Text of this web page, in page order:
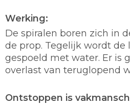
Werking:
De spiralen boren zich in
de prop. Tegelijk wordt
gespoeld met water. Er is
overlast van teruglopend
Ontstoppen is